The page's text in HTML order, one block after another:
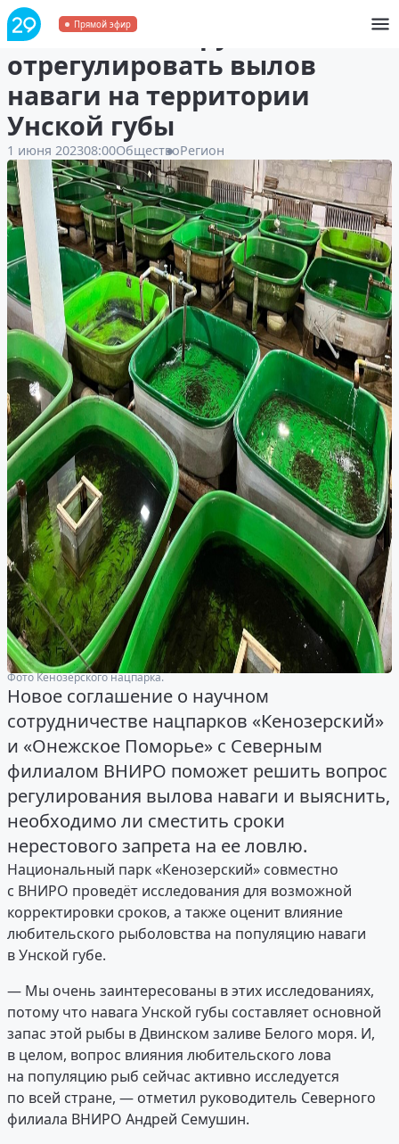
Прямой эфир
Ученые планируют
отрегулировать вылов
наваги на территории
Унской губы
1 июня 202308:00ОбществоРегион
Фото Кенозерского нацпарка.
Новое соглашение о научном
сотрудничестве нацпарков «Кенозерский»
и «Онежское Поморье» с Северным
филиалом ВНИРО поможет решить вопрос
регулирования вылова наваги и выяснить,
необходимо ли сместить сроки
нерестового запрета на ее ловлю.
Национальный парк «Кенозерский» совместно
с ВНИРО проведёт исследования для возможной
корректировки сроков, а также оценит влияние
любительского рыболовства на популяцию наваги
в Унской губе.
— Мы очень заинтересованы в этих исследованиях,
потому что навага Унской губы составляет основной
запас этой рыбы в Двинском заливе Белого моря. И,
в целом, вопрос влияния любительского лова
на популяцию рыб сейчас активно исследуется
по всей стране, — отметил руководитель Северного
филиала ВНИРО Андрей Семушин.